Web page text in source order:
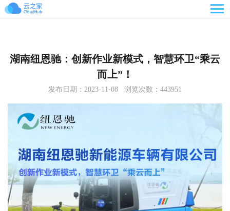

湖南纽恩驰：创新作业新模式，智慧环卫“乘云
而上”！
发布日期：2023-11-08 浏览次数：443951